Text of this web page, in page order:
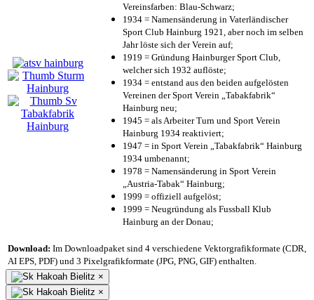
Vereinsfarben: Blau-Schwarz;
1934 = Namensänderung in Vaterländischer
Sport Club Hainburg 1921, aber noch im selben
Jahr löste sich der Verein auf;
1919 = Gründung Hainburger Sport Club,
welcher sich 1932 auflöste;
1934 = entstand aus den beiden aufgelösten
Vereinen der Sport Verein „Tabakfabrik“
Hainburg neu;
1945 = als Arbeiter Turn und Sport Verein
Hainburg 1934 reaktiviert;
1947 = in Sport Verein „Tabakfabrik“ Hainburg
1934 umbenannt;
1978 = Namensänderung in Sport Verein
„Austria-Tabak“ Hainburg;
1999 = offiziell aufgelöst;
1999 = Neugründung als Fussball Klub
Hainburg an der Donau;
Download: Im Downloadpaket sind 4 verschiedene Vektorgrafikformate (CDR,
AI EPS, PDF) und 3 Pixelgrafikformate (JPG, PNG, GIF) enthalten.
×
×